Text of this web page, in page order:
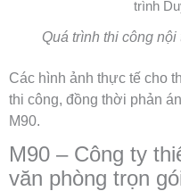
Quá trình thi công
Các hình ảnh thực tế cho
thi công, đồng thời phản
M90.
M90 – Công ty
văn phòng trọn